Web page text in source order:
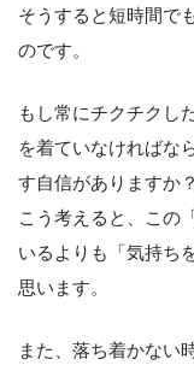
そうすると短時間で
のです。
もし常にチクチクし
を着ていなければな
す自信がありますか
こう考えると、この
いるよりも「気持ち
思います。
また、落ち着かない